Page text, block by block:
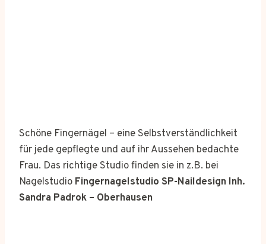
Schöne Fingernägel – eine Selbstverständlichkeit
für jede gepflegte und auf ihr Aussehen bedachte
Frau. Das richtige Studio finden sie in z.B. bei
Nagelstudio Fingernagelstudio SP-Naildesign Inh.
Sandra Padrok – Oberhausen